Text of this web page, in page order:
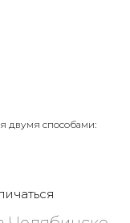
двумя способами: